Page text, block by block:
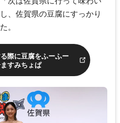
、佐賀県の豆腐にすっかり
。
る際に豆腐をふーふー
すみちょぱ